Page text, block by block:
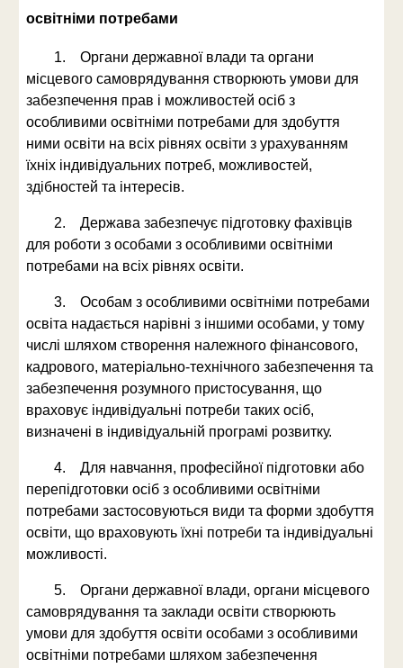
освітніми потребами
1. Органи державної влади та органи
місцевого самоврядування створюють умови для
забезпечення прав і можливостей осіб з
особливими освітніми потребами для здобуття
ними освіти на всіх рівнях освіти з урахуванням
їхніх індивідуальних потреб, можливостей,
здібностей та інтересів.
2. Держава забезпечує підготовку фахівців
для роботи з особами з особливими освітніми
потребами на всіх рівнях освіти.
3. Особам з особливими освітніми потребами
освіта надається нарівні з іншими особами, у тому
числі шляхом створення належного фінансового,
кадрового, матеріально-технічного забезпечення та
забезпечення розумного пристосування, що
враховує індивідуальні потреби таких осіб,
визначені в індивідуальній програмі розвитку.
4. Для навчання, професійної підготовки або
перепідготовки осіб з особливими освітніми
потребами застосовуються види та форми здобуття
освіти, що враховують їхні потреби та індивідуальні
можливості.
5. Органи державної влади, органи місцевого
самоврядування та заклади освіти створюють
умови для здобуття освіти особами з особливими
освітніми потребами шляхом забезпечення